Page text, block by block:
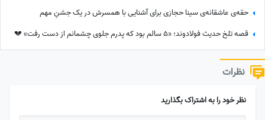
حقه‌ی عاشقانه‌ی سینا حجازی برای آشنایی با همسرش در یک جشنِ مهم
قصه تلخ حدیث فولادوند؛ «5 سالم بود که پدرم جلوی چشمانم از دست رفت» 💔
نظرات
نظر خود را به اشتراک بگذارید